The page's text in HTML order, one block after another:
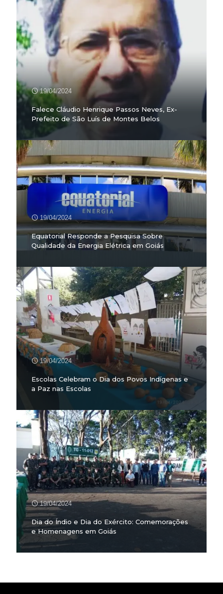
19/04/2024
Falece Cláudio Henrique Passos Neves, Ex-
Prefeito de São Luís de Montes Belos
19/04/2024
Equatorial Responde a Pesquisa Sobre
Qualidade da Energia Elétrica em Goiás
19/04/2024
Escolas Celebram o Dia dos Povos Indígenas e
a Paz nas Escolas
19/04/2024
Dia do Índio e Dia do Exército: Comemorações
e Homenagens em Goiás